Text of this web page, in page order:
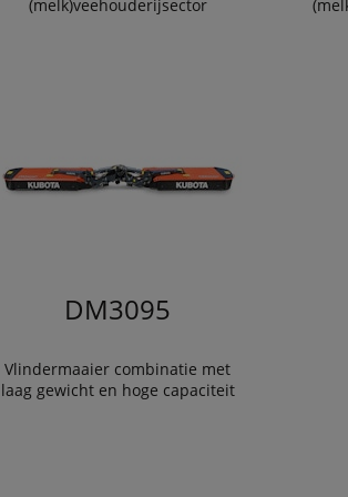
(melk)veehouderijsector
DM3095
Vlindermaaier combinatie met
laag gewicht en hoge capaciteit